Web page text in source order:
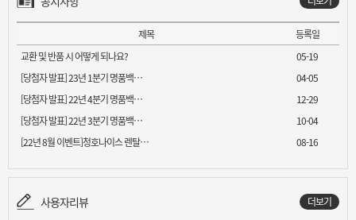
제목
등록일
교환 및 반품 시 어떻게 되나요?
05-19
[당첨자 발표] 23년 1분기 명품백…
04-05
[당첨자 발표] 22년 4분기 명품백…
12-29
[당첨자 발표] 22년 3분기 명품백…
10-04
[22년 8월 이벤트]청호나이스 렌탈…
08-16
사용자리뷰 더보기